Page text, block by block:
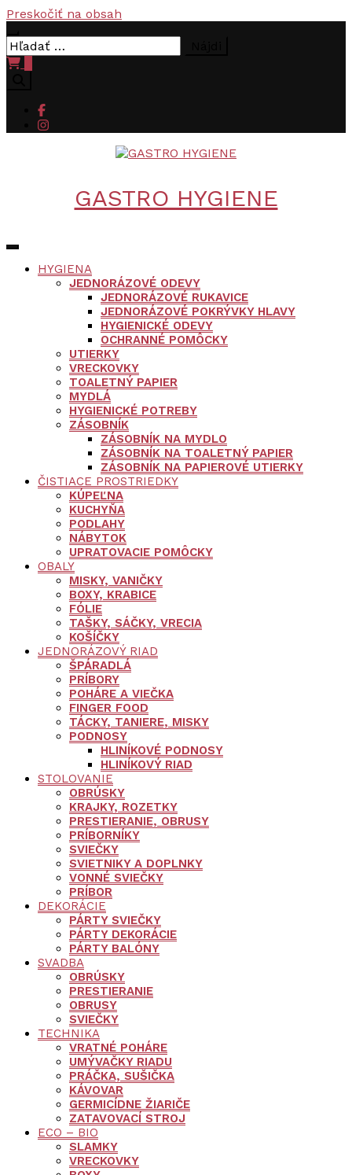
Preskočiť na obsah
Hľadať:
GASTRO HYGIENE
HYGIENA
JEDNORÁZOVÉ ODEVY
JEDNORÁZOVÉ RUKAVICE
JEDNORÁZOVÉ POKRÝVKY HLAVY
HYGIENICKÉ ODEVY
OCHRANNÉ POMÔCKY
UTIERKY
VRECKOVKY
TOALETNÝ PAPIER
MYDLÁ
HYGIENICKÉ POTREBY
ZÁSOBNÍK
ZÁSOBNÍK NA MYDLO
ZÁSOBNÍK NA TOALETNÝ PAPIER
ZÁSOBNÍK NA PAPIEROVÉ UTIERKY
ČISTIACE PROSTRIEDKY
KÚPEĽNA
KUCHYŇA
PODLAHY
NÁBYTOK
UPRATOVACIE POMÔCKY
OBALY
MISKY, VANIČKY
BOXY, KRABICE
FÓLIE
TAŠKY, SÁČKY, VRECIA
KOŠÍČKY
JEDNORÁZOVÝ RIAD
ŠPÁRADLÁ
PRÍBORY
POHÁRE A VIEČKA
FINGER FOOD
TÁCKY, TANIERE, MISKY
PODNOSY
HLINÍKOVÉ PODNOSY
HLINÍKOVÝ RIAD
STOLOVANIE
OBRÚSKY
KRAJKY, ROZETKY
PRESTIERANIE, OBRUSY
PRÍBORNÍKY
SVIEČKY
SVIETNIKY A DOPLNKY
VONNÉ SVIEČKY
PRÍBOR
DEKORÁCIE
PÁRTY SVIEČKY
PÁRTY DEKORÁCIE
PÁRTY BALÓNY
SVADBA
OBRÚSKY
PRESTIERANIE
OBRUSY
SVIEČKY
TECHNIKA
VRATNÉ POHÁRE
UMÝVAČKY RIADU
PRÁČKA, SUŠIČKA
KÁVOVAR
GERMICÍDNE ŽIARIČE
ZATAVOVACÍ STROJ
ECO – BIO
SLAMKY
VRECKOVKY